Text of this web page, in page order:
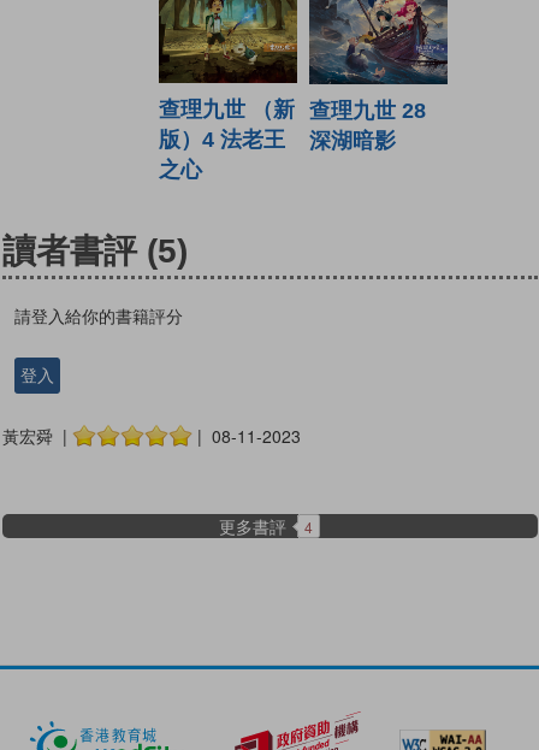
查理九世 （新
版）4 法老王
之心
查理九世 28
深湖暗影
讀者書評 (5)
請登入給你的書籍評分
登入
黃宏舜 | | 08-11-2023
更多書評 4